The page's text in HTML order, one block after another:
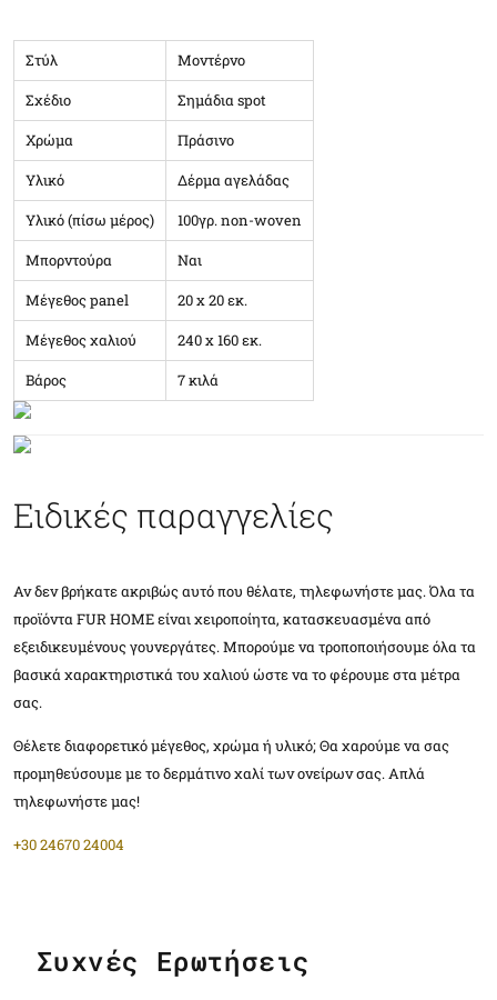
Στύλ
Μοντέρνο
Σχέδιο
Σημάδια spot
Χρώμα
Πράσινο
Υλικό
Δέρμα αγελάδας
Υλικό (πίσω μέρος)
100γρ. non-woven
Μπορντούρα
Ναι
Μέγεθος panel
20 x 20 εκ.
Μέγεθος χαλιού
240 x 160 εκ.
Βάρος
7 κιλά
Ειδικές παραγγελίες
Αν δεν βρήκατε ακριβώς αυτό που θέλατε, τηλεφωνήστε μας. Όλα τα
προϊόντα FUR HOME είναι χειροποίητα, κατασκευασμένα από
εξειδικευμένους γουνεργάτες. Μπορούμε να τροποποιήσουμε όλα τα
βασικά χαρακτηριστικά του χαλιού ώστε να το φέρουμε στα μέτρα
σας.
Θέλετε διαφορετικό μέγεθος, χρώμα ή υλικό; Θα χαρούμε να σας
προμηθεύσουμε με το δερμάτινο χαλί των ονείρων σας. Απλά
τηλεφωνήστε μας!
+30 24670 24004
Συχνές Ερωτήσεις